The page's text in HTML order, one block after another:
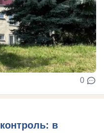
0
в